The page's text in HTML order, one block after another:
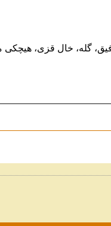
گله، خال قزی، هیچکی